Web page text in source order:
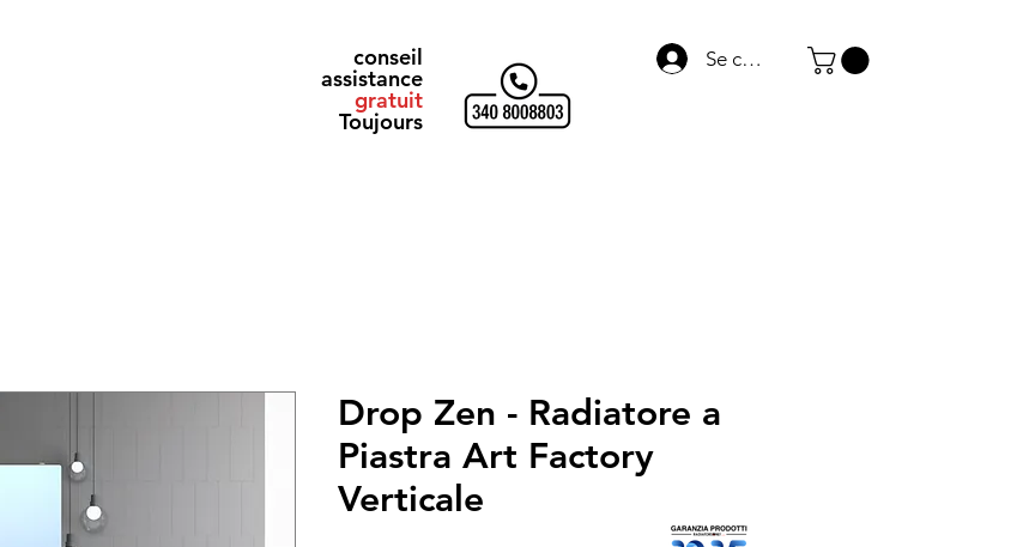
conseil
assistance
gratuit
Toujours
Se connecter
Drop Zen - Radiatore a
Piastra Art Factory
Verticale